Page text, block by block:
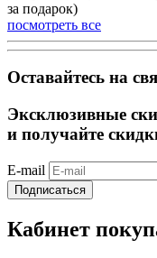
за подарок)
посмотреть все
Оставайтесь на
Эксклюзивные
и получайте
E-mail
Подписаться
Кабинет